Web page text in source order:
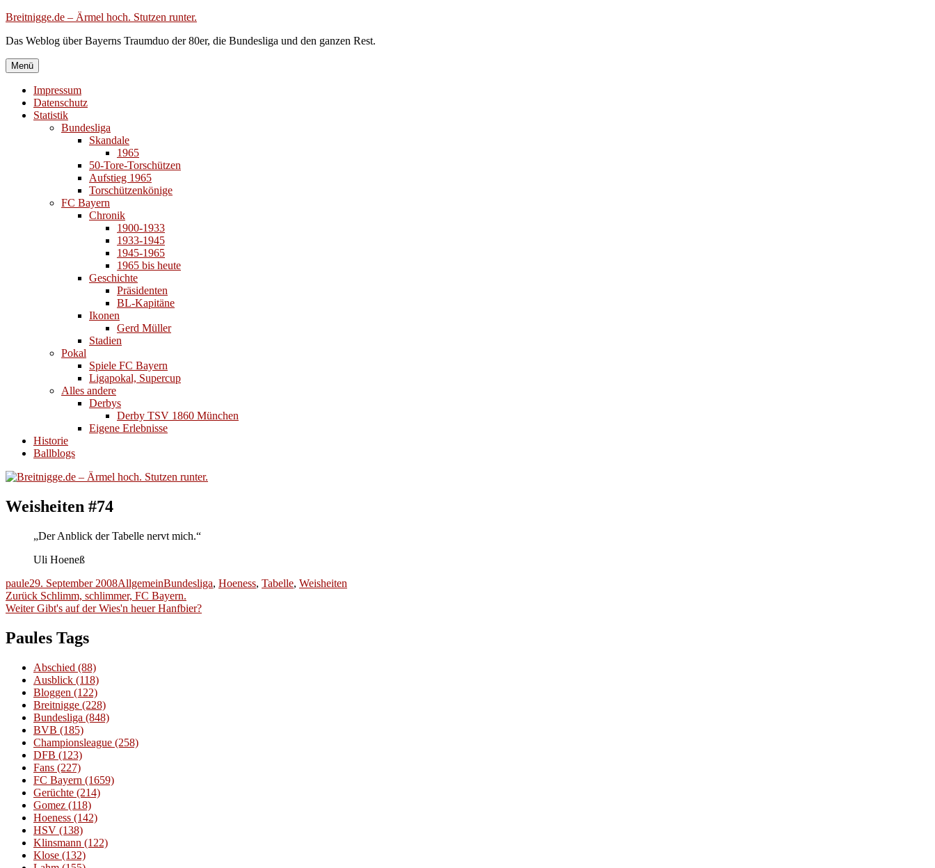
Zum
springen
Breitnigge.de – Ärmel hoch. Stutzen runter.
Das Weblog über Bayerns Traumduo der 80er, die Bundesliga und den ganzen Rest.
Menü
Impressum
Datenschutz
Statistik
Bundesliga
Skandale
1965
50-Tore-Torschützen
Aufstieg 1965
Torschützenkönige
FC Bayern
Chronik
1900-1933
1933-1945
1945-1965
1965 bis heute
Geschichte
Präsidenten
BL-Kapitäne
Ikonen
Gerd Müller
Stadien
Pokal
Spiele FC Bayern
Ligapokal, Supercup
Alles andere
Derbys
Derby TSV 1860 München
Eigene Erlebnisse
Historie
Ballblogs
Weisheiten #74
„Der Anblick der Tabelle nervt mich.“
Uli Hoeneß
Autor
pauleVeröffentlicht
am
29. September 2008Kategorien
AllgemeinSchlagwörter
Bundesliga, Hoeness, Tabelle, Weisheiten
Beitragsnavigation
Zurück Vorheriger
Beitrag:
Schlimm, schlimmer, FC Bayern.
Weiter Nächster
Gibt's auf der Wies'n heuer Hanfbier?
Paules Tags
Abschied (88)
Ausblick (118)
Bloggen (122)
Breitnigge (228)
Bundesliga (848)
BVB (185)
Championsleague (258)
DFB (123)
Fans (227)
FC Bayern (1659)
Gerüchte (214)
Gomez (118)
Hoeness (142)
HSV (138)
Klinsmann (122)
Klose (132)